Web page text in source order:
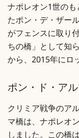
ナポレオン1世の
たポン・デ・ザー
がフェンスに取り
ちの橋」として知
から、2015年にロ
ポン・ド・ア
クリミア戦争のア
マ橋は、ナポレオ